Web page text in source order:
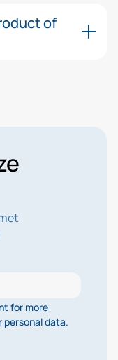
of
for more
personal data.